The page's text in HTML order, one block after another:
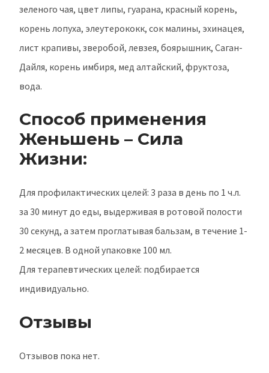
зеленого чая, цвет липы, гуарана, красный корень,
корень лопуха, элеутерококк, сок малины, эхинацея,
лист крапивы, зверобой, левзея, боярышник, Саган-
Дайля, корень имбиря, мед алтайский, фруктоза,
вода.
Способ применения
Женьшень – Сила
Жизни:
Для профилактических целей: 3 раза в день по 1 ч.л.
за 30 минут до еды, выдерживая в ротовой полости
30 секунд, а затем проглатывая бальзам, в течение 1-
2 месяцев. В одной упаковке 100 мл.
Для терапевтических целей: подбирается
индивидуально.
Отзывы
Отзывов пока нет.